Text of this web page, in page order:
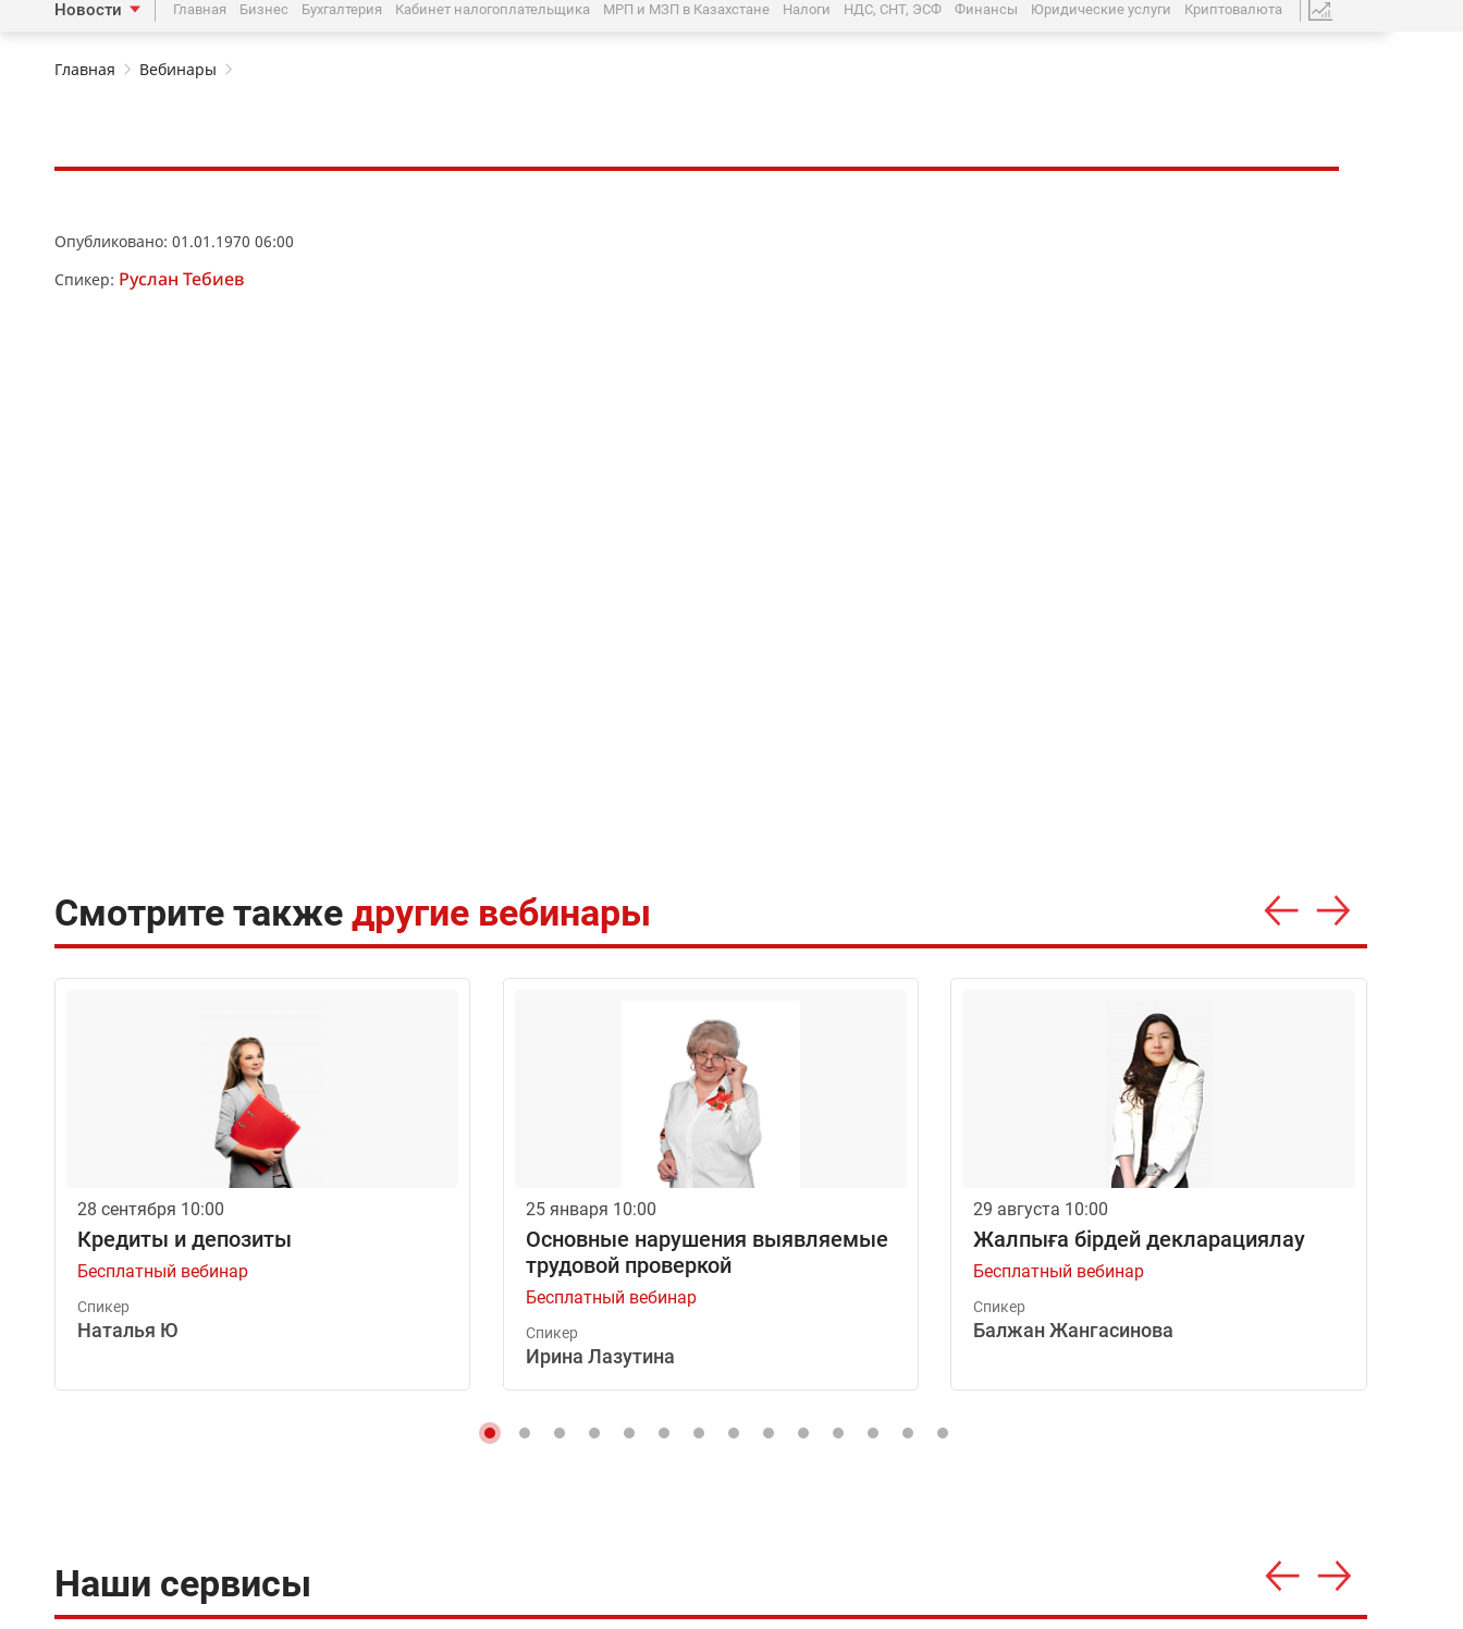
Новости Главная Бизнес Бухгалтерия Кабинет налогоплательщика МРП и МЗП в Казахстане Налоги НДС, СНТ, ЭСФ Финансы Юридические услуги Криптовалюта
Главная Вебинары
Опубликовано: 01.01.1970 06:00
Спикер: Руслан Тебиев
Смотрите такжедругие вебинары
28 сентября 10:00
Кредиты и депозиты
Бесплатный вебинар
Спикер
Наталья Ю
25 января 10:00
Основные нарушения выявляемые
трудовой проверкой
Бесплатный вебинар
Спикер
Ирина Лазутина
29 августа 10:00
Жалпыға бірдей декларациялау
Бесплатный вебинар
Спикер
Балжан Жангасинова
Наши сервисы